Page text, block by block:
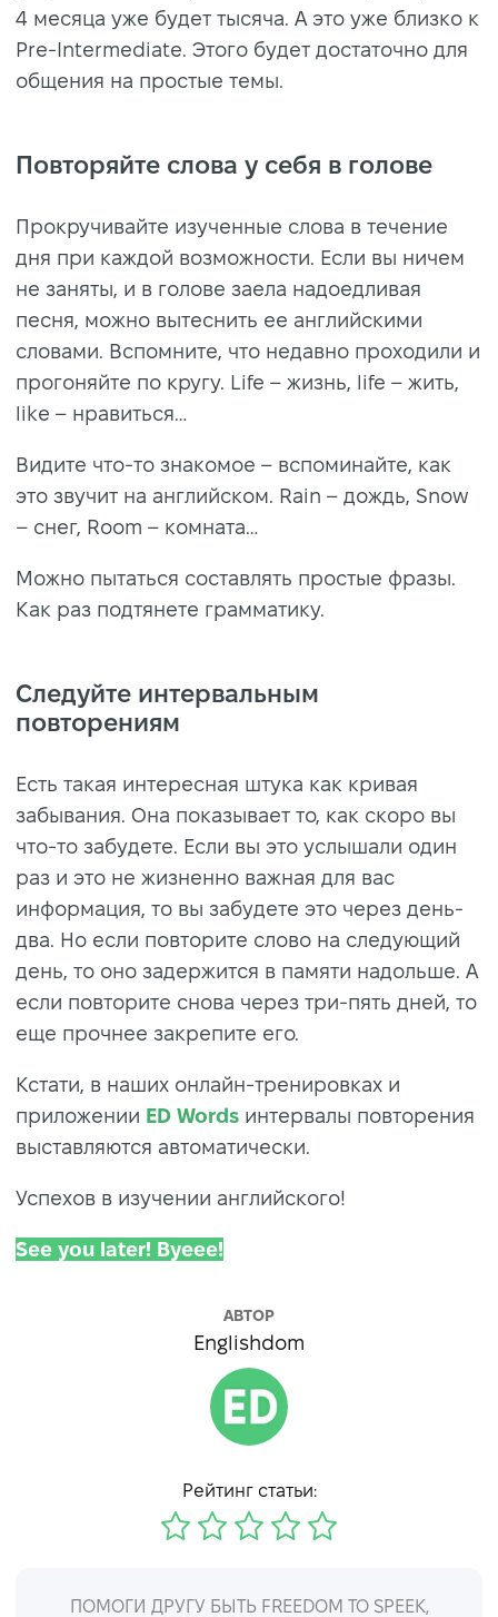
4 месяца уже будет тысяча. А это уже близко к
Pre-Intermediate. Этого будет достаточно для
общения на простые темы.
Повторяйте слова у себя в голове
Прокручивайте изученные слова в течение
дня при каждой возможности. Если вы ничем
не заняты, и в голове заела надоедливая
песня, можно вытеснить ее английскими
словами. Вспомните, что недавно проходили и
прогоняйте по кругу. Life – жизнь, life – жить,
like – нравиться…
Видите что-то знакомое – вспоминайте, как
это звучит на английском. Rain – дождь, Snow
– снег, Room – комната…
Можно пытаться составлять простые фразы.
Как раз подтянете грамматику.
Следуйте интервальным
повторениям
Есть такая интересная штука как кривая
забывания. Она показывает то, как скоро вы
что-то забудете. Если вы это услышали один
раз и это не жизненно важная для вас
информация, то вы забудете это через день-
два. Но если повторите слово на следующий
день, то оно задержится в памяти надольше. А
если повторите снова через три-пять дней, то
еще прочнее закрепите его.
Кстати, в наших онлайн-тренировках и
приложении ED Words интервалы повторения
выставляются автоматически.
Успехов в изучении английского!
See you later! Byeee!
АВТОР
Englishdom
Рейтинг статьи:
ПОМОГИ ДРУГУ БЫТЬ FREEDOM TO SPEEK,